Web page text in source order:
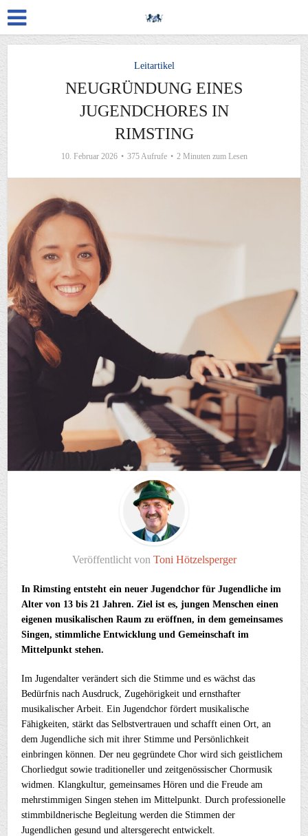
Leitartikel
NEUGRÜNDUNG EINES
JUGENDCHORES IN
RIMSTING
10. Februar 2026 375 Aufrufe 2 Minuten zum Lesen
Veröffentlicht von Toni Hötzelsperger
In Rimsting entsteht ein neuer Jugendchor für Jugendliche im
Alter von 13 bis 21 Jahren. Ziel ist es, jungen Menschen einen
eigenen musikalischen Raum zu eröffnen, in dem gemeinsames
Singen, stimmliche Entwicklung und Gemeinschaft im
Mittelpunkt stehen.
Im Jugendalter verändert sich die Stimme und es wächst das
Bedürfnis nach Ausdruck, Zugehörigkeit und ernsthafter
musikalischer Arbeit. Ein Jugendchor fördert musikalische
Fähigkeiten, stärkt das Selbstvertrauen und schafft einen Ort, an
dem Jugendliche sich mit ihrer Stimme und Persönlichkeit
einbringen können. Der neu gegründete Chor wird sich geistlichem
Chorliedgut sowie traditioneller und zeitgenössischer Chormusik
widmen. Klangkultur, gemeinsames Hören und die Freude am
mehrstimmigen Singen stehen im Mittelpunkt. Durch professionelle
stimmbildnerische Begleitung werden die Stimmen der
Jugendlichen gesund und altersgerecht entwickelt.